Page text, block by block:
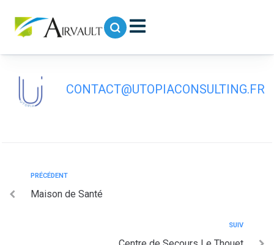
Gendarmerie
CONTACT@UTOPIACONSULTING.FR
PRÉCÉDENT
Maison de Santé
SUIV